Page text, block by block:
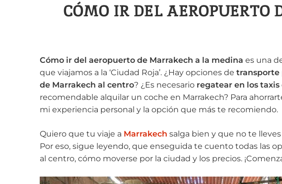
CÓMO IR DEL
Cómo ir del aeropuerto de Marrakech a la medina es una
que viajamos a la ‘Ciudad Roja’. ¿Hay opciones de transporte
de Marrakech al centro? ¿Es necesario regatear en los taxis
recomendable alquilar un coche en Marrakech? Para
mi experiencia personal y la opción que más te recomiendo.
Quiero que tu viaje a Marrakech salga bien y que no te
Por eso, sigue leyendo, que enseguida te cuento todas las
al centro, cómo moverse por la ciudad y los precios.